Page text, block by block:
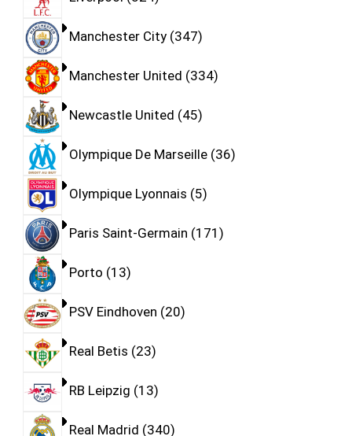
Manchester City 347
Manchester United 334
Newcastle United 45
Olympique De Marseille 36
Olympique Lyonnais 5
Paris Saint-Germain 171
Porto 13
PSV Eindhoven 20
Real Betis 23
RB Leipzig 13
Real Madrid 340